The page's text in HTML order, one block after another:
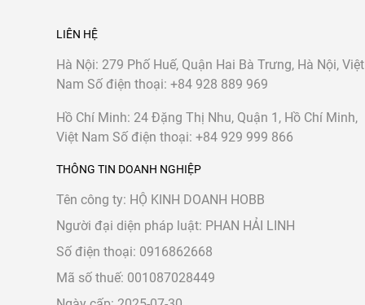
LIÊN HỆ
Hà Nội: 279 Phố Huế, Quận Hai Bà Trưng, Hà Nội, Việt
Nam Số điện thoại: +84 928 889 969
Hồ Chí Minh: 24 Đặng Thị Nhu, Quận 1, Hồ Chí Minh,
Việt Nam Số điện thoại: +84 929 999 866
THÔNG TIN DOANH NGHIỆP
Tên công ty: HỘ KINH DOANH HOBB
Người đại diện pháp luật: PHAN HẢI LINH
Số điện thoại: 0916862668
Mã số thuế: 001087028449